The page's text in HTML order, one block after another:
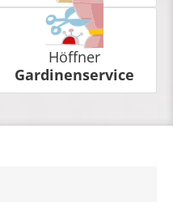
Höffner
Gardinenservice